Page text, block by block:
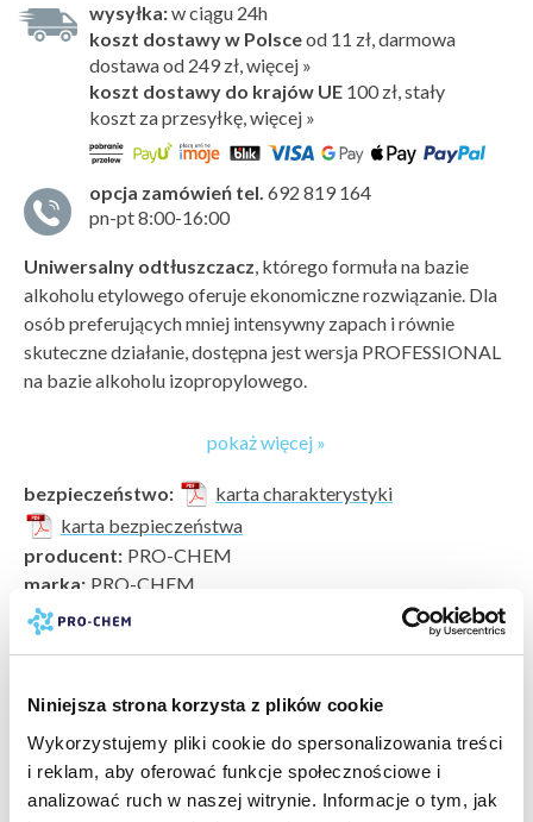
Niniejsza strona korzysta z plików cookie
Wykorzystujemy pliki cookie do spersonalizowania treści
i reklam, aby oferować funkcje społecznościowe i
analizować ruch w naszej witrynie. Informacje o tym, jak
wysyłka:w ciągu 24h
koszt dostawy w Polsceod 11 zł, darmowa
dostawa od 249 zł, więcej »
koszt dostawy do krajów UE 100 zł,stały
koszt za przesyłkę, więcej »
opcja zamówień tel. 692 819 164
pn-pt 8:00-16:00
Uniwersalny odtłuszczacz , którego formuła na bazie
alkoholu etylowego oferuje ekonomiczne rozwiązanie. Dla
osób preferujących mniej intensywny zapach i równie
skuteczne działanie, dostępna jest wersja PROFESSIONAL
na bazie alkoholu izopropylowego.
i innych tłustych zabrudzeń.
Zalecany do odtłuszczania powierzchni takich jak:
tarcze hamulcowe
sprzęgła
bębny hamulcowe
pompy paliwa
Usuwa przypalony i przyklejony smar, pozostawiając czystą
i suchą powierzchnię.Nie zawiera acetonu.
Sposób użycia
pokaż więcej »
bezpieczeństwo:
karta charakterystyki
karta bezpieczeństwa
producent: PRO-CHEM
marka: PRO-CHEM
typ zabrudzenia:
powierzchnia do wyczyszczenia:
aluminium i inne metale
rodzaj czyszczenia: odtłuszczanie gruntowne bieżące
rodzaj obiektu do wyczyszczenia: części samochodowe
»
rodzaj mycia:bezdotykowe